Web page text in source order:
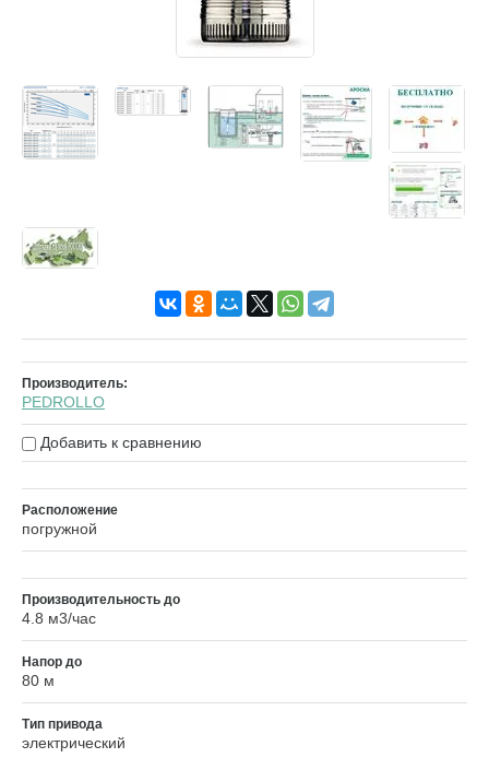
Производитель:
PEDROLLO
Добавить к сравнению
Расположение
погружной
Производительность до
4.8 м3/час
Напор до
80 м
Тип привода
электрический